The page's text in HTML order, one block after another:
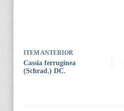
ITEM ANTERIOR
Cassia ferruginea
(Schrad.) DC.